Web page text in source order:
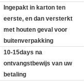
Ingepakt in karton ten
eerste, en dan versterkt
met houten geval voor
buitenverpakking
10-15days na
ontvangstbewijs van uw
betaling